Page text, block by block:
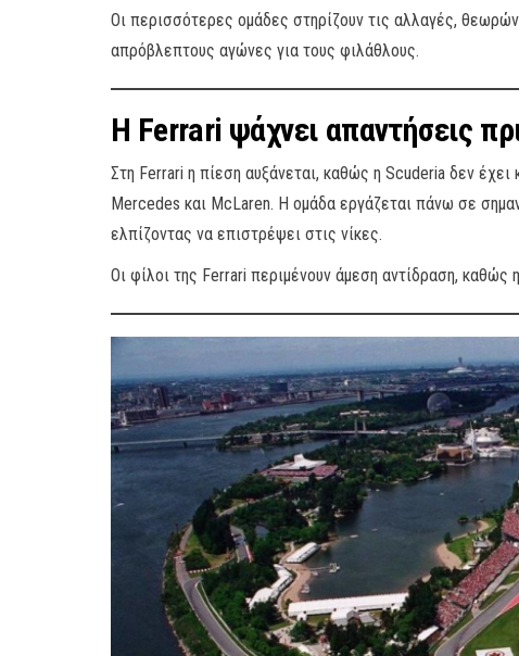
Οι περισσότερες ομάδες στηρίζουν τις αλλαγές,
απρόβλεπτους αγώνες για τους φιλάθλους.
Η Ferrari ψάχνει απαντήσεις
Στη Ferrari η πίεση αυξάνεται, καθώς η Scuderia δεν
Mercedes και McLaren. Η ομάδα εργάζεται πάνω σε
ελπίζοντας να επιστρέψει στις νίκες.
Οι φίλοι της Ferrari περιμένουν άμεση αντίδραση, καθώς